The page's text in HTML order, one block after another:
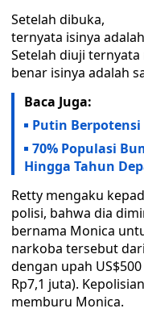
Setelah dibuka,
ternyata isinya
Setelah diuji ternyata
benar isinya adalah
Baca Juga:
Putin
70% Populasi
Hingga Tahun
Retty mengaku
polisi, bahwa dia
bernama Monica
narkoba tersebut
dengan upah
Rp7,1 juta).
memburu Monica.